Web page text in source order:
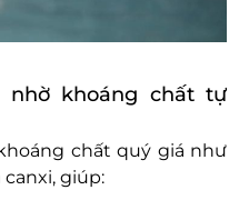
nhờ khoáng chất tự
chất quý giá như
giúp: